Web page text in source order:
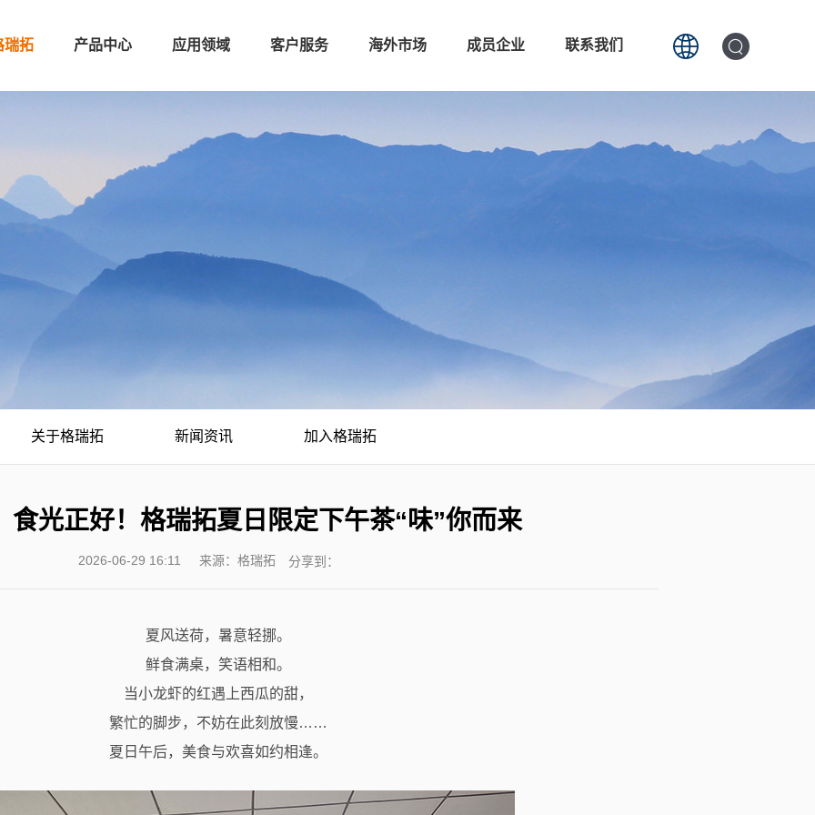
瑞拓 产品中心 应用领域 客户服务 海外市场 成员企业 联系我们
关于格瑞拓 新闻资讯 加入格瑞拓
食光正好！格瑞拓夏日限定下午茶“味”你而来
2026-06-29 16:11 来源：格瑞拓 分享到：
夏风送荷，暑意轻挪。
鲜食满桌，笑语相和。
当小龙虾的红遇上西瓜的甜，
繁忙的脚步，不妨在此刻放慢……
夏日午后，美食与欢喜如约相逢。